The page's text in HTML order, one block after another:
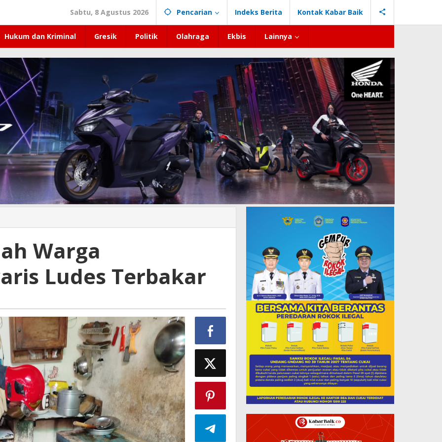
Sabtu, 8 Agustus 2026 Pencarian Indeks Berita Kontak Kabar Baik
Hukum dan Kriminal Gresik Politik Olahraga Ekbis Lainnya
Warga
Ludes Terbakar